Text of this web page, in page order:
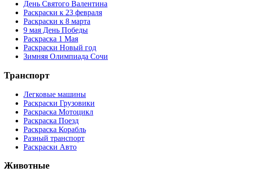
День Святого Валентина
Раскраски к 23 февраля
Раскраски к 8 марта
9 мая День Победы
Раскраска 1 Мая
Раскраски Новый год
Зимняя Олимпиада Сочи
Транспорт
Легковые машины
Раскраски Грузовики
Раскраска Мотоцикл
Раскраска Поезд
Раскраска Корабль
Разный транспорт
Раскраски Авто
Животные